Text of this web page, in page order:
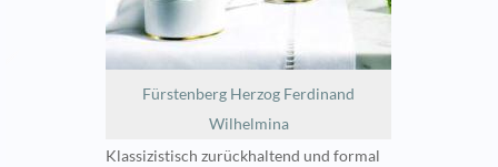
Fürstenberg Herzog Ferdinand
Wilhelmina
Klassizistisch zurückhaltend und formal